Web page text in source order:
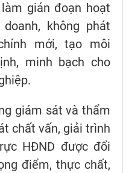
gián đoạn hoạt
không phát
mới, tạo môi
minh bạch cho
giám sát và thẩm
chất vấn, giải trình
HĐND được đổi
điểm, thực chất,